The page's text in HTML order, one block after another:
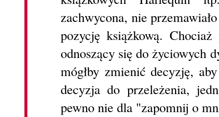
zachwycona, nie
pozycję książkową.
odnoszący się do życiowych
mógłby zmienić decyzję,
decyzja do przeleżenia,
pewno nie dla "zapomnij o